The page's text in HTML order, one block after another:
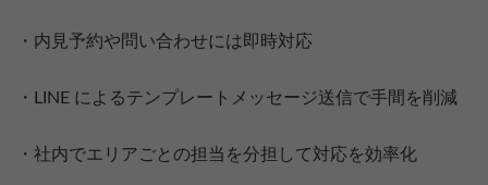
・内見予約や問い合わせには即時対応
・LINE によるテンプレートメッセージ送信で手間を削減
・社内でエリアごとの担当を分担して対応を効率化